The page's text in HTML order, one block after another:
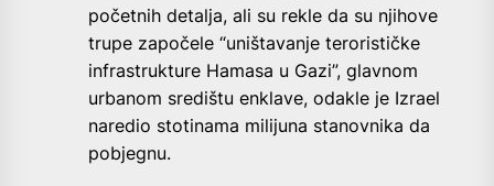
početnih detalja, ali su rekle da su njihove
trupe započele “uništavanje terorističke
infrastrukture Hamasa u Gazi”, glavnom
urbanom središtu enklave, odakle je Izrael
naredio stotinama milijuna stanovnika da
pobjegnu.